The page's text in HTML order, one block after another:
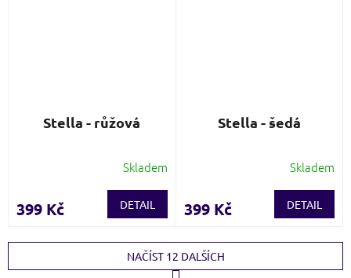
Stella - růžová
Skladem
399 Kč DETAIL
Stella - šedá
Skladem
399 Kč DETAIL
NAČÍST 12 DALŠÍCH